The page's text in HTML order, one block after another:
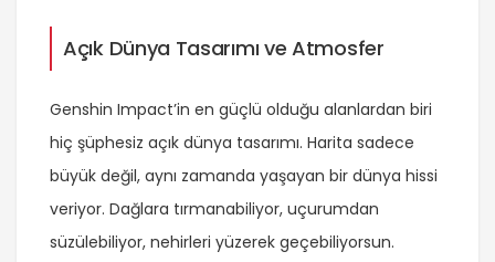
Açık Dünya Tasarımı ve Atmosfer
Genshin Impact’in en güçlü olduğu alanlardan biri
hiç şüphesiz açık dünya tasarımı. Harita sadece
büyük değil, aynı zamanda yaşayan bir dünya hissi
veriyor. Dağlara tırmanabiliyor, uçurumdan
süzülebiliyor, nehirleri yüzerek geçebiliyorsun.